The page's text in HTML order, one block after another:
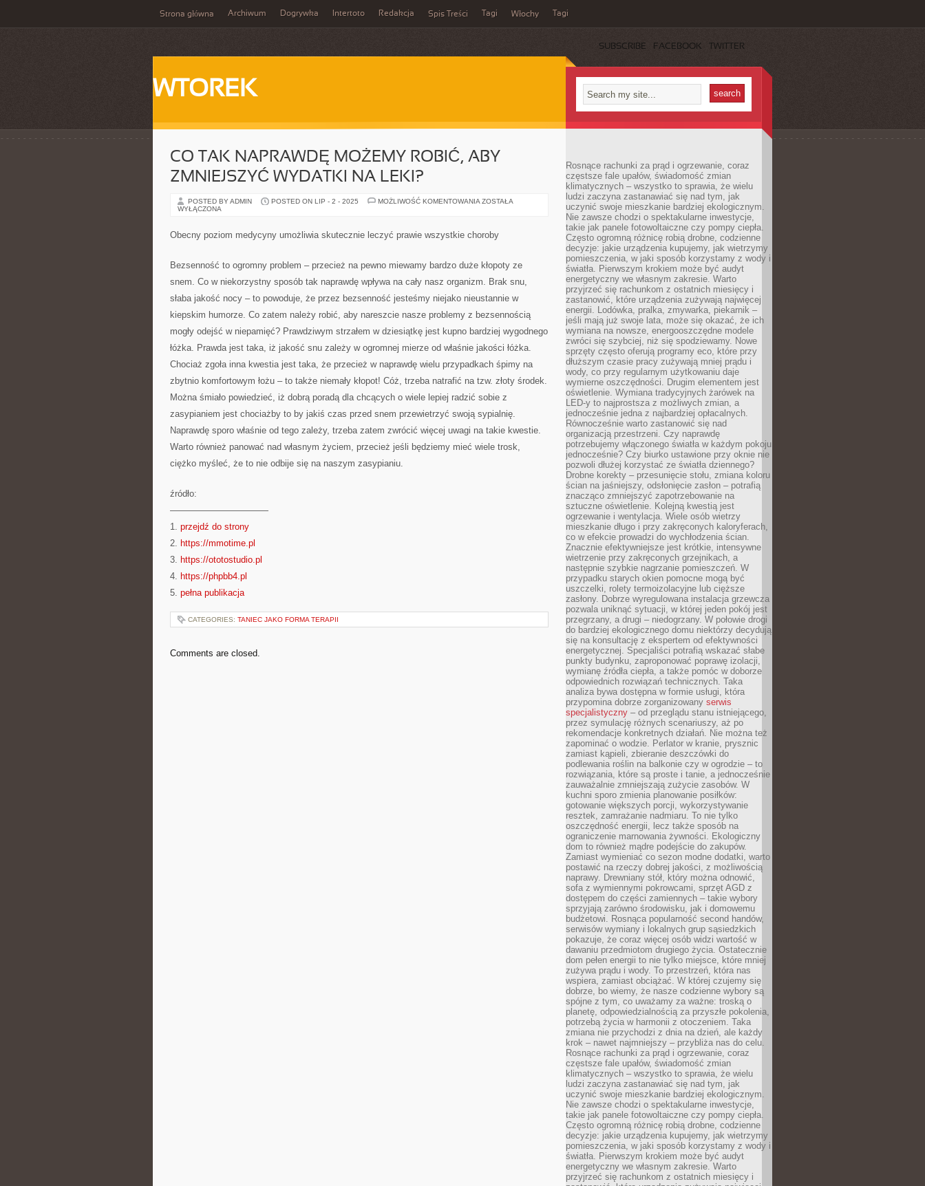
Strona główna Archiwum Dogrywka Intertoto Redakcja Spis Treści Tagi Włochy Tagi
SUBSCRIBE FACEBOOK TWITTER
WTOREK
CO TAK NAPRAWDĘ MOŻEMY ROBIĆ, ABY
ZMNIEJSZYĆ WYDATKI NA LEKI?
POSTED BY ADMIN POSTED ON LIP - 2 - 2025 MOŻLIWOŚĆ KOMENTOWANIA CO
ROBIĆ,
ABY
NA
LEKI?
ZOSTAŁA
WYŁĄCZONA
Obecny poziom medycyny umożliwia skutecznie leczyć prawie wszystkie choroby
Bezsenność to ogromny problem – przecież na pewno miewamy bardzo duże kłopoty ze
snem. Co w niekorzystny sposób tak naprawdę wpływa na cały nasz organizm. Brak snu,
słaba jakość nocy – to powoduje, że przez bezsenność jesteśmy niejako nieustannie w
kiepskim humorze. Co zatem należy robić, aby nareszcie nasze problemy z bezsennością
mogły odejść w niepamięć? Prawdziwym strzałem w dziesiątkę jest kupno bardziej wygodnego
łóżka. Prawda jest taka, iż jakość snu zależy w ogromnej mierze od właśnie jakości łóżka.
Chociaż zgoła inna kwestia jest taka, że przecież w naprawdę wielu przypadkach śpimy na
zbytnio komfortowym łożu – to także niemały kłopot! Cóż, trzeba natrafić na tzw. złoty środek.
Można śmiało powiedzieć, iż dobrą poradą dla chcących o wiele lepiej radzić sobie z
zasypianiem jest chociażby to by jakiś czas przed snem przewietrzyć swoją sypialnię.
Naprawdę sporo właśnie od tego zależy, trzeba zatem zwrócić więcej uwagi na takie kwestie.
Warto również panować nad własnym życiem, przecież jeśli będziemy mieć wiele trosk,
ciężko myśleć, że to nie odbije się na naszym zasypianiu.
źródło:
———————————
1. przejdź do strony
2. https://mmotime.pl
3. https://ototostudio.pl
4. https://phpbb4.pl
5. pełna publikacja
CATEGORIES: TANIEC JAKO FORMA TERAPII
Comments are closed.
Rosnące rachunki za prąd i ogrzewanie, coraz
częstsze fale upałów, świadomość zmian
klimatycznych – wszystko to sprawia, że wielu
ludzi zaczyna zastanawiać się nad tym, jak
uczynić swoje mieszkanie bardziej ekologicznym.
Nie zawsze chodzi o spektakularne inwestycje,
takie jak panele fotowoltaiczne czy pompy ciepła.
Często ogromną różnicę robią drobne, codzienne
decyzje: jakie urządzenia kupujemy, jak wietrzymy
pomieszczenia, w jaki sposób korzystamy z wody i
światła. Pierwszym krokiem może być audyt
energetyczny we własnym zakresie. Warto
przyjrzeć się rachunkom z ostatnich miesięcy i
zastanowić, które urządzenia zużywają najwięcej
energii. Lodówka, pralka, zmywarka, piekarnik –
jeśli mają już swoje lata, może się okazać, że ich
wymiana na nowsze, energooszczędne modele
zwróci się szybciej, niż się spodziewamy. Nowe
sprzęty często oferują programy eco, które przy
dłuższym czasie pracy zużywają mniej prądu i
wody, co przy regularnym użytkowaniu daje
wymierne oszczędności. Drugim elementem jest
oświetlenie. Wymiana tradycyjnych żarówek na
LED-y to najprostsza z możliwych zmian, a
jednocześnie jedna z najbardziej opłacalnych.
Równocześnie warto zastanowić się nad
organizacją przestrzeni. Czy naprawdę
potrzebujemy włączonego światła w każdym pokoju
jednocześnie? Czy biurko ustawione przy oknie nie
pozwoli dłużej korzystać ze światła dziennego?
Drobne korekty – przesunięcie stołu, zmiana koloru
ścian na jaśniejszy, odsłonięcie zasłon – potrafią
znacząco zmniejszyć zapotrzebowanie na
sztuczne oświetlenie. Kolejną kwestią jest
ogrzewanie i wentylacja. Wiele osób wietrzy
mieszkanie długo i przy zakręconych kaloryferach,
co w efekcie prowadzi do wychłodzenia ścian.
Znacznie efektywniejsze jest krótkie, intensywne
wietrzenie przy zakręconych grzejnikach, a
następnie szybkie nagrzanie pomieszczeń. W
przypadku starych okien pomocne mogą być
uszczelki, rolety termoizolacyjne lub cięższe
zasłony. Dobrze wyregulowana instalacja grzewcza
pozwala uniknąć sytuacji, w której jeden pokój jest
przegrzany, a drugi – niedogrzany. W połowie drogi
do bardziej ekologicznego domu niektórzy decydują
się na konsultację z ekspertem od efektywności
energetycznej. Specjaliści potrafią wskazać słabe
punkty budynku, zaproponować poprawę izolacji,
wymianę źródła ciepła, a także pomóc w doborze
odpowiednich rozwiązań technicznych. Taka
analiza bywa dostępna w formie usługi, która
przypomina dobrze zorganizowany serwis
specjalistyczny – od przeglądu stanu istniejącego,
przez symulację różnych scenariuszy, aż po
rekomendacje konkretnych działań. Nie można też
zapominać o wodzie. Perlator w kranie, prysznic
zamiast kąpieli, zbieranie deszczówki do
podlewania roślin na balkonie czy w ogrodzie – to
rozwiązania, które są proste i tanie, a jednocześnie
zauważalnie zmniejszają zużycie zasobów. W
kuchni sporo zmienia planowanie posiłków:
gotowanie większych porcji, wykorzystywanie
resztek, zamrażanie nadmiaru. To nie tylko
oszczędność energii, lecz także sposób na
ograniczenie marnowania żywności. Ekologiczny
dom to również mądre podejście do zakupów.
Zamiast wymieniać co sezon modne dodatki, warto
postawić na rzeczy dobrej jakości, z możliwością
naprawy. Drewniany stół, który można odnowić,
sofa z wymiennymi pokrowcami, sprzęt AGD z
dostępem do części zamiennych – takie wybory
sprzyjają zarówno środowisku, jak i domowemu
budżetowi. Rosnąca popularność second handów,
serwisów wymiany i lokalnych grup sąsiedzkich
pokazuje, że coraz więcej osób widzi wartość w
dawaniu przedmiotom drugiego życia. Ostatecznie
dom pełen energii to nie tylko miejsce, które mniej
zużywa prądu i wody. To przestrzeń, która nas
wspiera, zamiast obciążać. W której czujemy się
dobrze, bo wiemy, że nasze codzienne wybory są
spójne z tym, co uważamy za ważne: troską o
planetę, odpowiedzialnością za przyszłe pokolenia,
potrzebą życia w harmonii z otoczeniem. Taka
zmiana nie przychodzi z dnia na dzień, ale każdy
krok – nawet najmniejszy – przybliża nas do celu.
Rosnące rachunki za prąd i ogrzewanie, coraz
częstsze fale upałów, świadomość zmian
klimatycznych – wszystko to sprawia, że wielu
ludzi zaczyna zastanawiać się nad tym, jak
uczynić swoje mieszkanie bardziej ekologicznym.
Nie zawsze chodzi o spektakularne inwestycje,
takie jak panele fotowoltaiczne czy pompy ciepła.
Często ogromną różnicę robią drobne, codzienne
decyzje: jakie urządzenia kupujemy, jak wietrzymy
pomieszczenia, w jaki sposób korzystamy z wody i
światła. Pierwszym krokiem może być audyt
energetyczny we własnym zakresie. Warto
przyjrzeć się rachunkom z ostatnich miesięcy i